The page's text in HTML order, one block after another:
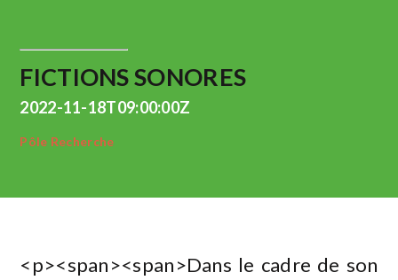
FICTIONS SONORES
2022-11-18T09:00:00Z
Pôle Recherche
<p><span><span>Dans le cadre de son